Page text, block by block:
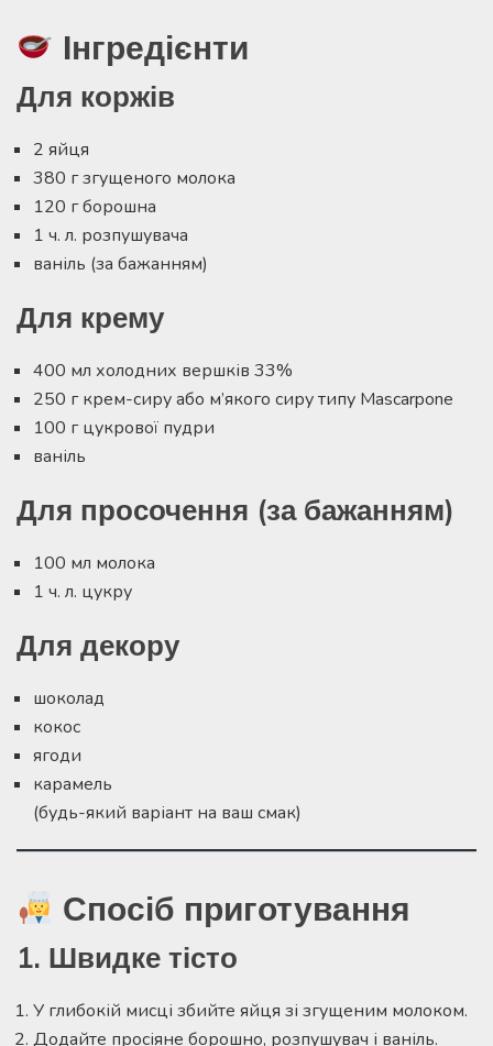
Інгредієнти
Для коржів
2 яйця
380 г згущеного молока
120 г борошна
1 ч. л. розпушувача
ваніль (за бажанням)
Для крему
400 мл холодних вершків 33%
250 г крем-сиру або м’якого сиру типу Mascarpone
100 г цукрової пудри
ваніль
Для просочення (за бажанням)
100 мл молока
1 ч. л. цукру
Для декору
шоколад
кокос
ягоди
карамель
(будь-який варіант на ваш смак)
Спосіб приготування
1. Швидке тісто
У глибокій мисці збийте яйця зі згущеним молоком.
Додайте просіяне борошно, розпушувач і ваніль.